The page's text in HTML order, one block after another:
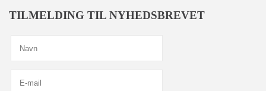
TILMELDING TIL NYHEDSBREVET